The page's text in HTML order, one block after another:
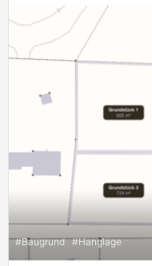
#Baugrund #Hanglage